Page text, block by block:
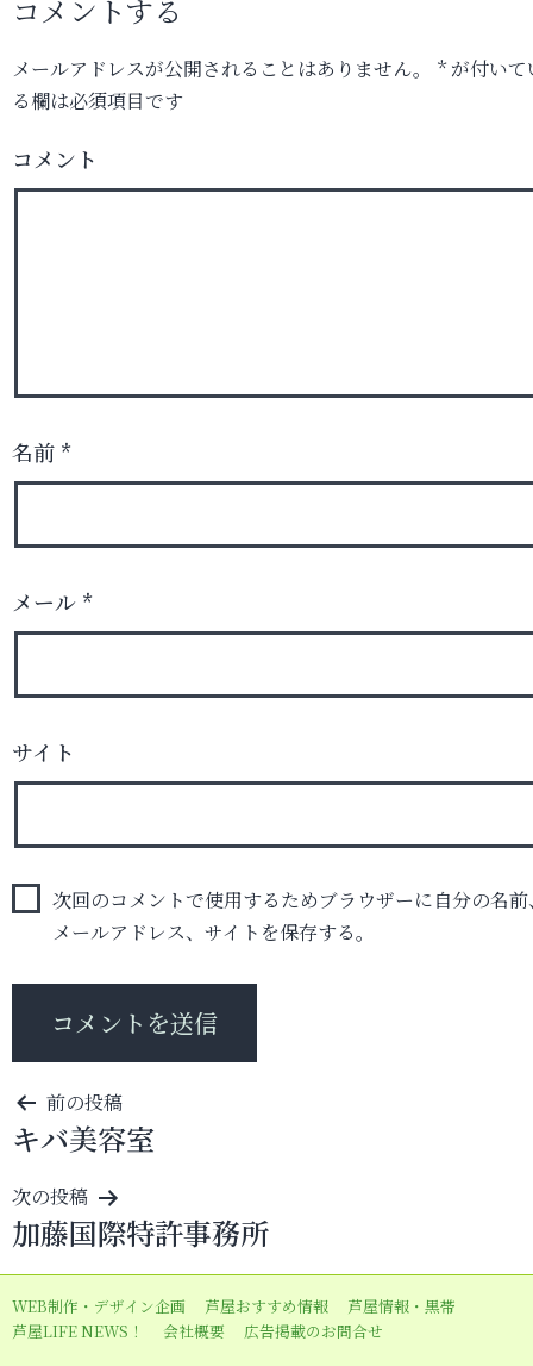
コメントする
メールアドレスが公開されることはありません。 *が付いて
る欄は必須項目です
コメント
名前 *
メール *
サイト
次回のコメントで使用するためブラウザーに自分の名前
メールアドレス、サイトを保存する。
投
稿
ナ
ビ
ゲ
ー
シ
前の投稿
キバ美容室
次の投稿
加藤国際特許事務所
WEB制作・デザイン企画 芦屋おすすめ情報
芦屋情報・黒帯
芦屋LIFE NEWS！
会社概要 広告掲載のお問合せ